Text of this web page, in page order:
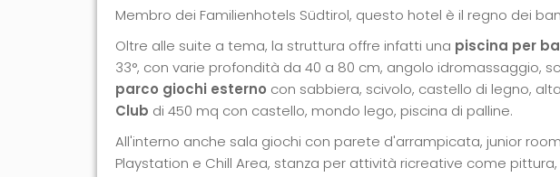
Membro dei Familienhotels Südtirol, questo hotel è il regno dei
Oltre alle suite a tema, la struttura offre infatti una piscina per
33°, con varie profondità da 40 a 80 cm, angolo idromassaggio,
parco giochi esterno con sabbiera, scivolo, castello di legno,
Club di 450 mq con castello, mondo lego, piscina di palline.
All'interno anche sala giochi con parete d'arrampicata, junior room
Playstation e Chill Area, stanza per attività ricreative come